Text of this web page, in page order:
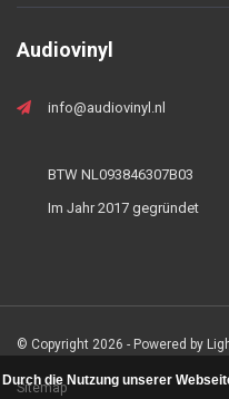
Audiovinyl
info@audiovinyl.nl
BTW NL093846307B03
Im Jahr 2017 gegründet
© Copyright 2026 - Powered by
Sitemap
Durch die Nutzung unserer